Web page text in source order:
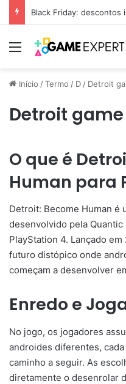
Black Friday: descontos
Menu
Início /Termo / D / Detroit
Detroit
O que é
Human para
Detroit: Become Human é
desenvolvido pela
PlayStation 4. Lançado
futuro distópico onde
começam a desenvolver
Enredo e
No jogo, os jogadores
androides diferentes,
caminho a seguir. As
diretamente o desenrolar